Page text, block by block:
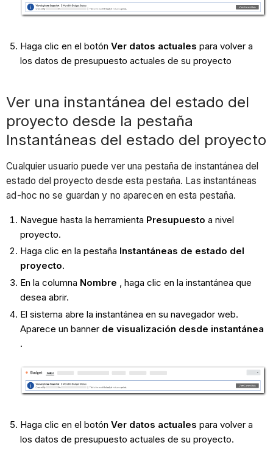
Haga clic en el botón Ver datos actuales para volver a
los datos de presupuesto actuales de su proyecto
Ver una instantánea del estado del
proyecto desde la pestaña
Instantáneas del estado del proyecto
Cualquier usuario puede ver una pestaña de instantánea del
estado del proyecto desde esta pestaña. Las instantáneas
ad-hoc no se guardan y no aparecen en esta pestaña.
Navegue hasta la herramienta Presupuesto a nivel
proyecto.
Haga clic en la pestaña Instantáneas de estado del
proyecto.
En la columna Nombre , haga clic en la instantánea que
desea abrir.
El sistema abre la instantánea en su navegador web.
Aparece un banner de visualización desde instantánea
.
Haga clic en el botón Ver datos actuales para volver a
los datos de presupuesto actuales de su proyecto.